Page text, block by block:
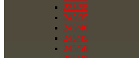
235/55
245/35
245/40
245/45
245/50